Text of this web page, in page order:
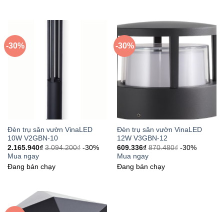
-30%
Đèn trụ sân vườn VinaLED
10W V2GBN-10
2.165.940₫ 3.094.200₫ -30%
Mua ngay
Đang bán chạy
-30%
Đèn trụ sân vườn VinaLED
12W V3GBN-12
609.336₫ 870.480₫ -30%
Mua ngay
Đang bán chạy